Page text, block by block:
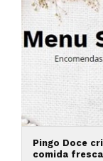
Pingo Doce
comida fresca